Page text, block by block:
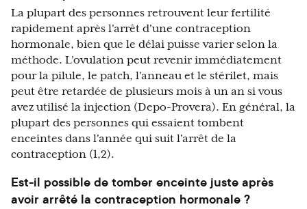
La plupart des personnes retrouvent leur fertilité
rapidement après l'arrêt d'une contraception
hormonale, bien que le délai puisse varier selon la
méthode. L'ovulation peut revenir immédiatement
pour la pilule, le patch, l'anneau et le stérilet, mais
peut être retardée de plusieurs mois à un an si vous
avez utilisé la injection (Depo-Provera). En général, la
plupart des personnes qui essaient tombent
enceintes dans l'année qui suit l'arrêt de la
contraception (1,2).
Est-il possible de tomber enceinte juste après
avoir arrêté la contraception hormonale ?